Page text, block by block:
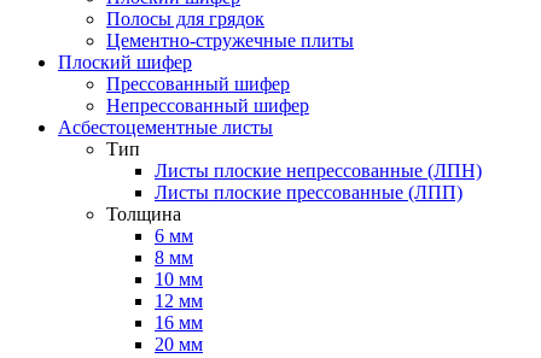
Полосы для грядок
Цементно-стружечные плиты
Плоский шифер
Прессованный шифер
Непрессованный шифер
Асбестоцементные листы
Тип
Листы плоские непрессованные (ЛПН)
Листы плоские прессованные (ЛПП)
Толщина
6 мм
8 мм
10 мм
12 мм
16 мм
20 мм